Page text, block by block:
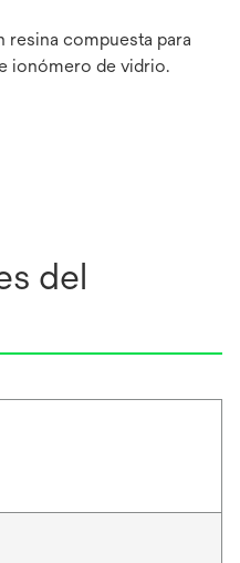
resina compuesta para
ionómero de vidrio.
del